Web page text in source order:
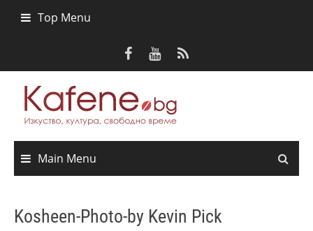
Top Menu
Main Menu
Kosheen-Photo-by Kevin Pick